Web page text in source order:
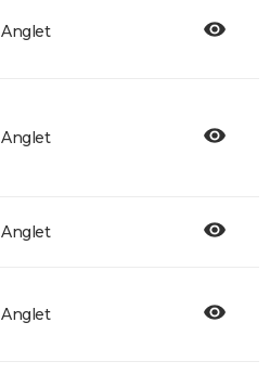
Anglet
Anglet
Anglet
Anglet